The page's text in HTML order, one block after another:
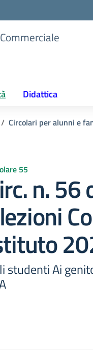
Didattica
Circolari per alunni e
55
n.
studenti Ai